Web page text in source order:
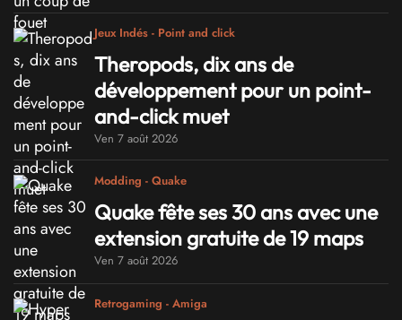
Jeux Indés - Point and click
Theropods, dix ans de
développement pour un point-
and-click muet
Ven 7 août 2026
Modding - Quake
Quake fête ses 30 ans avec une
extension gratuite de 19 maps
Ven 7 août 2026
Retrogaming - Amiga